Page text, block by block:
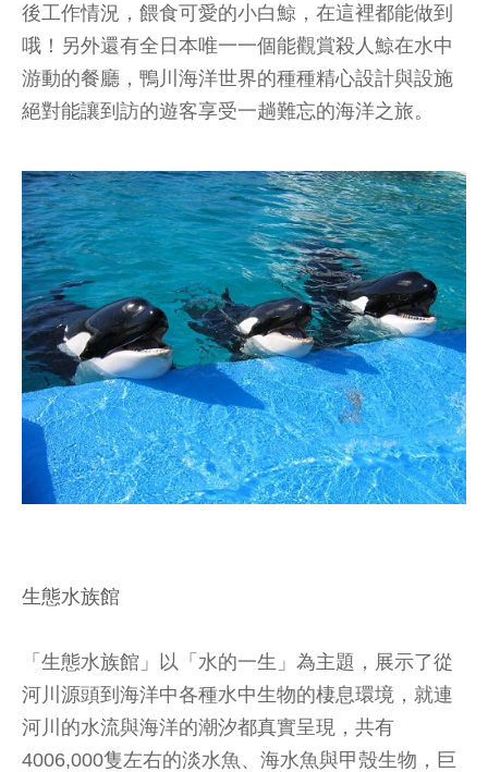
後工作情況，餵食可愛的小白鯨，在這裡都能做到
哦！另外還有全日本唯一一個能觀賞殺人鯨在水中
游動的餐廳，鴨川海洋世界的種種精心設計與設施
絕對能讓到訪的遊客享受一趟難忘的海洋之旅。
生態水族館
「生態水族館」以「水的一生」為主題，展示了從
河川源頭到海洋中各種水中生物的棲息環境，就連
河川的水流與海洋的潮汐都真實呈現，共有
4006,000隻左右的淡水魚、海水魚與甲殼生物，巨